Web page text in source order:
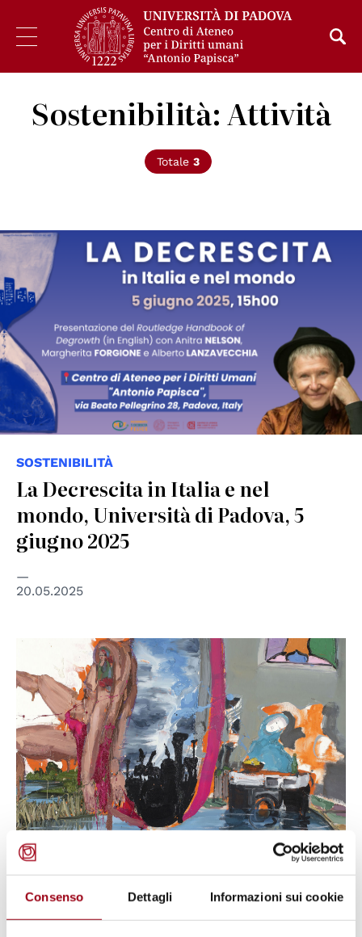
Consenso Dettagli Informazioni sui cookie
Sostenibilità: Attività
Totale 3
SOSTENIBILITÀ
La Decrescita in Italia e nel
mondo, Università di Padova, 5
giugno 2025
20.05.2025
Donne Peacebuilders, Roma, 29-30
settembre 2020